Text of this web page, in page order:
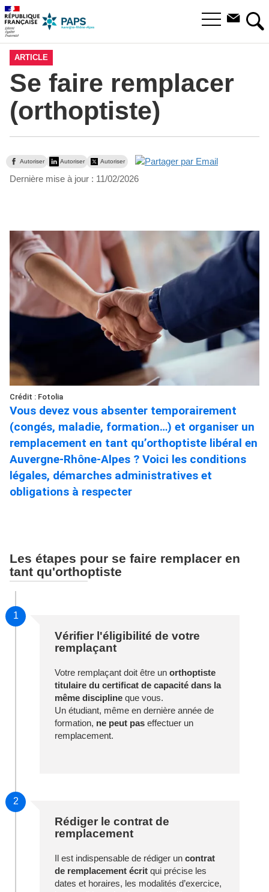
Aller
la
Aller
au
menu
Aller
au
contenu
Ouvrir
ARTICLE
Se faire remplacer
(orthoptiste)
Autoriser Autoriser Autoriser
Dernière mise à jour : 11/02/2026
Crédit : Fotolia
Vous devez vous absenter temporairement
(congés, maladie, formation…) et organiser un
remplacement en tant qu’orthoptiste libéral en
Auvergne-Rhône-Alpes ? Voici les conditions
légales, démarches administratives et
obligations à respecter
Les étapes pour se faire remplacer en
tant qu'orthoptiste
1
Vérifier l'éligibilité de votre
remplaçant
Votre remplaçant doit être un orthoptiste
titulaire du certificat de capacité dans la
même discipline que vous.
Un étudiant, même en dernière année de
formation, ne peut pas effectuer un
remplacement.
2
Rédiger le contrat de
remplacement
Il est indispensable de rédiger un contrat
de remplacement écrit qui précise les
dates et horaires, les modalités d’exercice,